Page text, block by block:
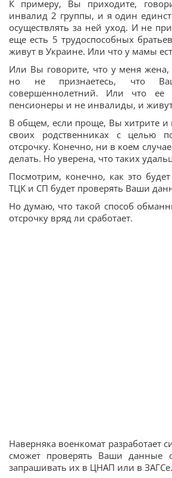
К примеру, Вы приходите,
инвалид 2 группы, и я один
осуществлять за ней уход. И не
еще есть 5 трудоспособных
живут в Украине. Или что у мамы
Или Вы говорите, что у меня
но не признаетесь, что
совершеннолетний. Или что
пенсионеры и не инвалиды, и
В общем, если проще, Вы хитрите и
своих родственниках с целью
отсрочку. Конечно, ни в коем
делать. Но уверена, что таких
Посмотрим, конечно, как это
ТЦК и СП будет проверять Ваши
Но думаю, что такой способ
отсрочку вряд ли сработает.
Наверняка военкомат разработает
сможет проверять Ваши данные
запрашивать их в ЦНАП или в ЗАГСе.